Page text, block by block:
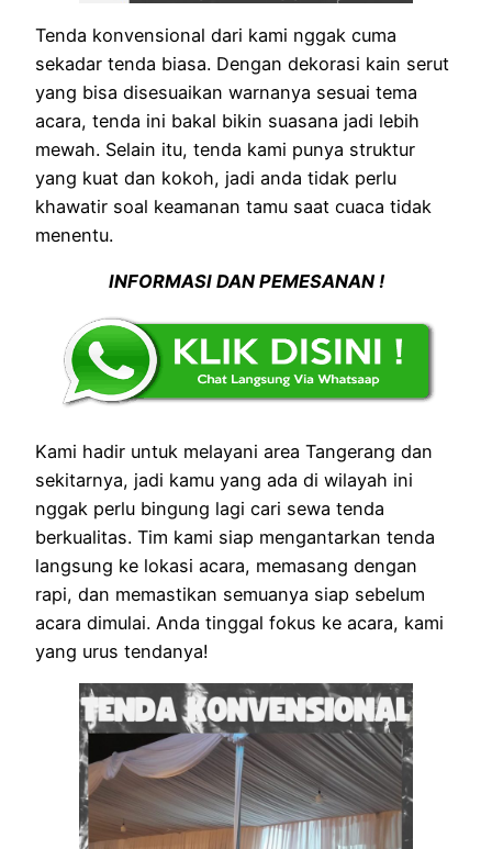
Tenda konvensional dari kami nggak cuma
sekadar tenda biasa. Dengan dekorasi kain serut
yang bisa disesuaikan warnanya sesuai tema
acara, tenda ini bakal bikin suasana jadi lebih
mewah. Selain itu, tenda kami punya struktur
yang kuat dan kokoh, jadi anda tidak perlu
khawatir soal keamanan tamu saat cuaca tidak
menentu.
INFORMASI DAN PEMESANAN !
Kami hadir untuk melayani area Tangerang dan
sekitarnya, jadi kamu yang ada di wilayah ini
nggak perlu bingung lagi cari sewa tenda
berkualitas. Tim kami siap mengantarkan tenda
langsung ke lokasi acara, memasang dengan
rapi, dan memastikan semuanya siap sebelum
acara dimulai. Anda tinggal fokus ke acara, kami
yang urus tendanya!